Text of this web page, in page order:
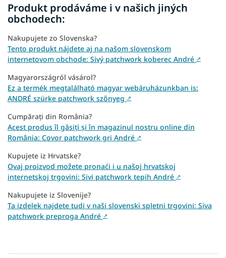
Produkt prodáváme i v našich jiných
obchodech:
Nakupujete zo Slovenska?
Tento produkt nájdete aj na našom slovenskom
internetovom obchode: Sivý patchwork koberec André ↗
Magyarországról vásárol?
Ez a termék megtalálható magyar webáruházunkban is:
ANDRÉ szürke patchwork szőnyeg ↗
Cumpărați din România?
Acest produs îl găsiți și în magazinul nostru online din
România: Covor patchwork gri André ↗
Kupujete iz Hrvatske?
Ovaj proizvod možete pronaći i u našoj hrvatskoj
internetskoj trgovini: Sivi patchwork tepih André ↗
Nakupujete iz Slovenije?
Ta izdelek najdete tudi v naši slovenski spletni trgovini: Siva
patchwork preproga André ↗